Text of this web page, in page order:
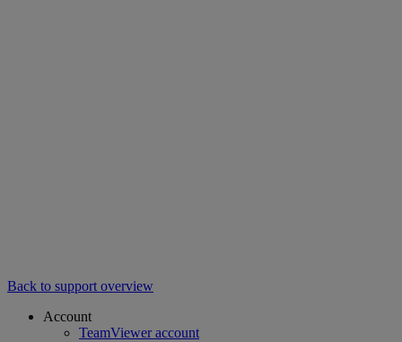
Back to support overview
Account
TeamViewer account